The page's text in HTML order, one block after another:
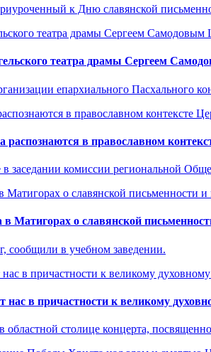
к Дню славянской
театра драмы Сергеем
епархиального Пасхального
в православном
заседании комиссии региональной
Матигорах о славянской
сообщили в учебном заведении.
в причастности к великому
областной столице концерта,